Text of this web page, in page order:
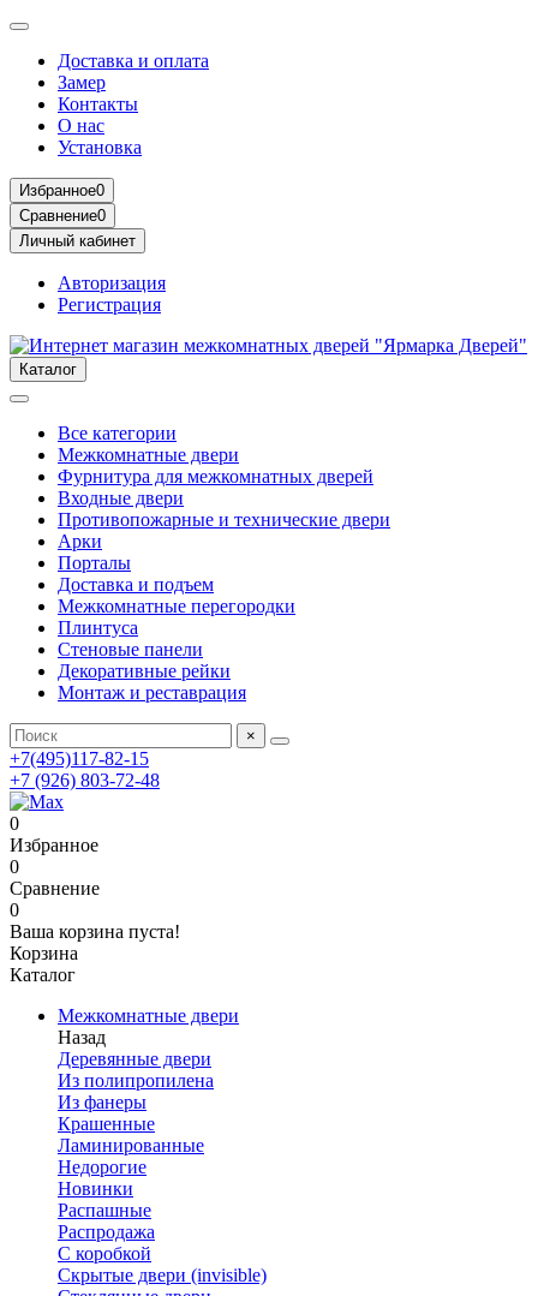
Доставка и оплата
Замер
Контакты
О нас
Установка
Избранное0
Сравнение0
Личный кабинет
Авторизация
Регистрация
Каталог
Все категории
Межкомнатные двери
Фурнитура для межкомнатных дверей
Входные двери
Противопожарные и технические двери
Арки
Порталы
Доставка и подъем
Межкомнатные перегородки
Плинтуса
Стеновые панели
Декоративные рейки
Монтаж и реставрация
×
+7(495)117-82-15
+7 (926) 803-72-48
0
Избранное
0
Сравнение
0
Ваша корзина пуста!
Корзина
Каталог
Межкомнатные двери
Назад
Деревянные двери
Из полипропилена
Из фанеры
Крашенные
Ламинированные
Недорогие
Новинки
Распашные
Распродажа
С коробкой
Скрытые двери (invisible)